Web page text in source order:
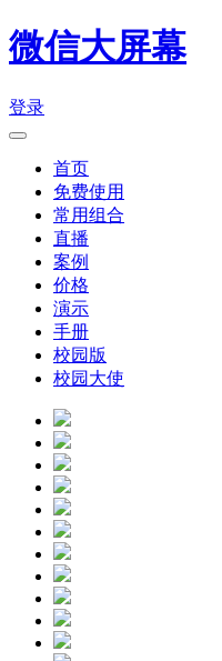
微信大屏幕
登录
首页
免费使用
常用组合
直播
案例
价格
演示
手册
校园版
校园大使